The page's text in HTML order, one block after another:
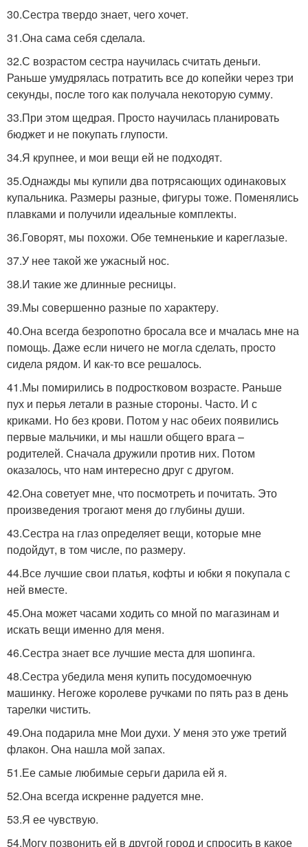
30.Сестра твердо знает, чего хочет.
31.Она сама себя сделала.
32.С возрастом сестра научилась считать деньги.
Раньше умудрялась потратить все до копейки через три
секунды, после того как получала некоторую сумму.
33.При этом щедрая. Просто научилась планировать
бюджет и не покупать глупости.
34.Я крупнее, и мои вещи ей не подходят.
35.Однажды мы купили два потрясающих одинаковых
купальника. Размеры разные, фигуры тоже. Поменялись
плавками и получили идеальные комплекты.
36.Говорят, мы похожи. Обе темненькие и кареглазые.
37.У нее такой же ужасный нос.
38.И такие же длинные ресницы.
39.Мы совершенно разные по характеру.
40.Она всегда безропотно бросала все и мчалась мне на
помощь. Даже если ничего не могла сделать, просто
сидела рядом. И как-то все решалось.
41.Мы помирились в подростковом возрасте. Раньше
пух и перья летали в разные стороны. Часто. И с
криками. Но без крови. Потом у нас обеих появились
первые мальчики, и мы нашли общего врага –
родителей. Сначала дружили против них. Потом
оказалось, что нам интересно друг с другом.
42.Она советует мне, что посмотреть и почитать. Это
произведения трогают меня до глубины души.
43.Сестра на глаз определяет вещи, которые мне
подойдут, в том числе, по размеру.
44.Все лучшие свои платья, кофты и юбки я покупала с
ней вместе.
45.Она может часами ходить со мной по магазинам и
искать вещи именно для меня.
46.Сестра знает все лучшие места для шопинга.
48.Сестра убедила меня купить посудомоечную
машинку. Негоже королеве ручками по пять раз в день
тарелки чистить.
49.Она подарила мне Мои духи. У меня это уже третий
флакон. Она нашла мой запах.
51.Ее самые любимые серьги дарила ей я.
52.Она всегда искренне радуется мне.
53.Я ее чувствую.
54.Могу позвонить ей в другой город и спросить в какое